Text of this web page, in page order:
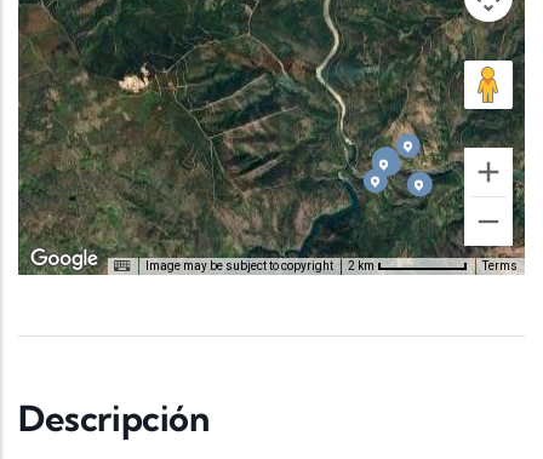
Image may be subject to copyright 2 km Terms
Descripción